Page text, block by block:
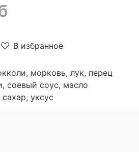
В избранное
морковь, лук, перец
соевый соус, масло
уксус